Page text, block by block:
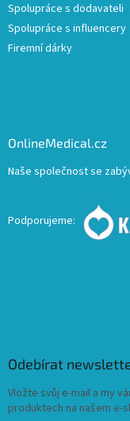
Spolupráce s dodavateli
Spolupráce s influencery
Firemní dárky
OnlineMedical.cz
Naše společnost se
Podporujeme:
Odebírat
Vložte svůj e-mail a my
produktech na našem e-